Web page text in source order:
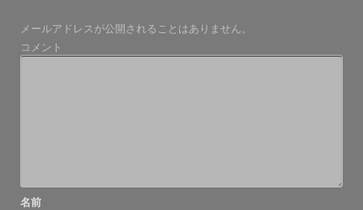
ゲ
ー
メールアドレスが公開されることはありません。
コメント
名前